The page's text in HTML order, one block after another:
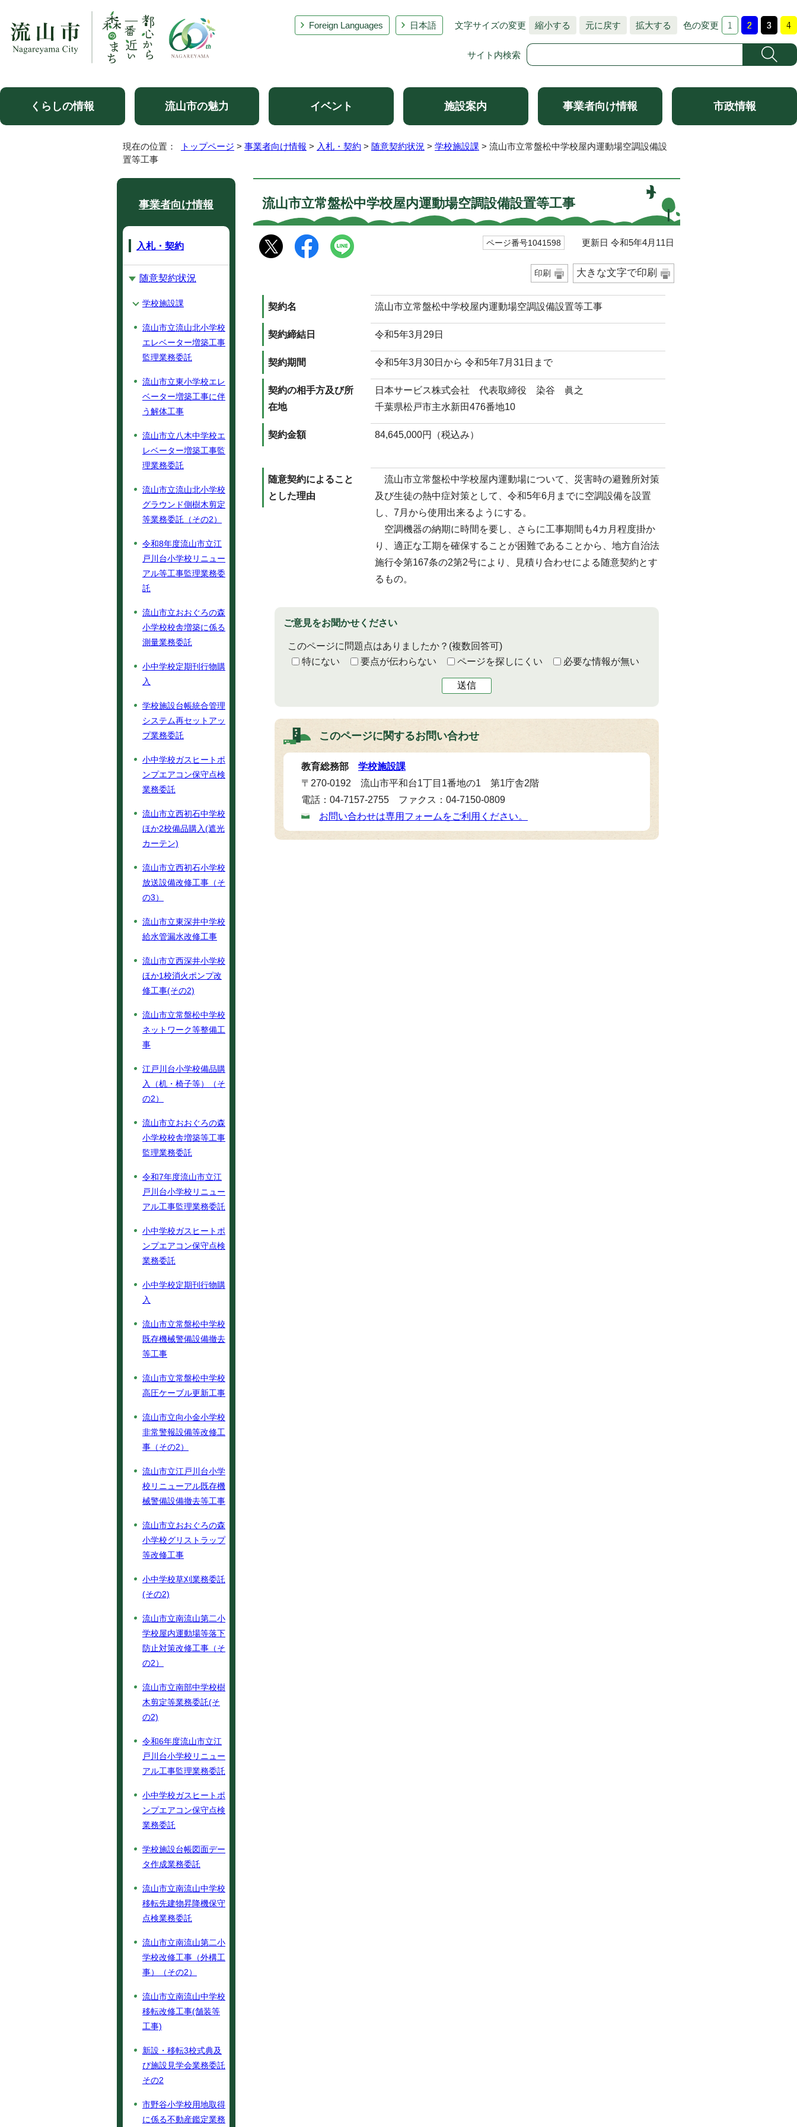
Foreign Languages 日本語 文字サイズの変更 縮小する 元に戻す 拡大する 色の変更
サイト内検索
くらしの情報 流山市の魅力 イベント 施設案内 事業者向け情報 市政情報
現在の位置： トップページ > 事業者向け情報 > 入札・契約 > 随意契約状況 > 学校施設課 > 流山市立常盤松中学校屋内運動場空調設備設
置等工事
流山市立常盤松中学校屋内運動場空調設備設置等工事
ページ番号1041598 更新日 令和5年4月11日
印刷 大きな文字で印刷
契約名 流山市立常盤松中学校屋内運動場空調設備設置等工事
契約締結日 令和5年3月29日
契約期間 令和5年3月30日から 令和5年7月31日まで
契約の相手方及び所
在地
日本サービス株式会社 代表取締役 染谷 眞之
千葉県松戸市主水新田476番地10
契約金額 84,645,000円（税込み）
随意契約によること
とした理由
流山市立常盤松中学校屋内運動場について、災害時の避難所対策
及び生徒の熱中症対策として、令和5年6月までに空調設備を設置
し、7月から使用出来るようにする。
空調機器の納期に時間を要し、さらに工事期間も4カ月程度掛か
り、適正な工期を確保することが困難であることから、地方自治法
施行令第167条の2第2号により、見積り合わせによる随意契約とす
るもの。
ご意見をお聞かせください
このページに問題点はありましたか？ (複数回答可)
特にない
要点が伝わらない ページを探しにくい 必要な情報が無い
送信
このページに関するお問い合わせ
教育総務部 学校施設課
〒270-0192 流山市平和台1丁目1番地の1 第1庁舎2階
電話：04-7157-2755 ファクス：04-7150-0809
お問い合わせは専用フォームをご利用ください。
事業者向け情報
入札・契約
随意契約状況
学校施設課
流山市立流山北小学校
エレベーター増築工事
監理業務委託
流山市立東小学校エレ
ベーター増築工事に伴
う解体工事
流山市立八木中学校エ
レベーター増築工事監
理業務委託
流山市立流山北小学校
グラウンド側樹木剪定
等業務委託（その2）
令和8年度流山市立江
戸川台小学校リニュー
アル等工事監理業務委
託
流山市立おおぐろの森
小学校校舎増築に係る
測量業務委託
小中学校定期刊行物購
入
学校施設台帳統合管理
システム再セットアッ
プ業務委託
小中学校ガスヒートポ
ンプエアコン保守点検
業務委託
流山市立西初石中学校
ほか2校備品購入(遮光
カーテン)
流山市立西初石小学校
放送設備改修工事（そ
の3）
流山市立東深井中学校
給水管漏水改修工事
流山市立西深井小学校
ほか1校消火ポンプ改
修工事(その2)
流山市立常盤松中学校
ネットワーク等整備工
事
江戸川台小学校備品購
入（机・椅子等）（そ
の2）
流山市立おおぐろの森
小学校校舎増築等工事
監理業務委託
令和7年度流山市立江
戸川台小学校リニュー
アル工事監理業務委託
小中学校ガスヒートポ
ンプエアコン保守点検
業務委託
小中学校定期刊行物購
入
流山市立常盤松中学校
既存機械警備設備撤去
等工事
流山市立常盤松中学校
高圧ケーブル更新工事
流山市立向小金小学校
非常警報設備等改修工
事（その2）
流山市立江戸川台小学
校リニューアル既存機
械警備設備撤去等工事
流山市立おおぐろの森
小学校グリストラップ
等改修工事
小中学校草刈業務委託
(その2)
流山市立南流山第二小
学校屋内運動場等落下
防止対策改修工事（そ
の2）
流山市立南部中学校樹
木剪定等業務委託(そ
の2)
令和6年度流山市立江
戸川台小学校リニュー
アル工事監理業務委託
小中学校ガスヒートポ
ンプエアコン保守点検
業務委託
学校施設台帳図面デー
タ作成業務委託
流山市立南流山中学校
移転先建物昇降機保守
点検業務委託
流山市立南流山第二小
学校改修工事（外構工
事）（その2）
流山市立南流山中学校
移転改修工事(舗装等
工事)
新設・移転3校式典及
び施設見学会業務委託
その2
市野谷小学校用地取得
に係る不動産鑑定業務